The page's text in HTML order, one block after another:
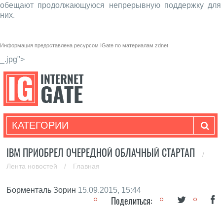
обещают продолжающуюся непрерывную поддержку для
них.
Информация предоставлена ресурсом IGate по материалам zdnet
_.jpg">
КАТЕГОРИИ
IBM ПРИОБРЕЛ ОЧЕРЕДНОЙ ОБЛАЧНЫЙ СТАРТАП
/
Лента новостей
/ Главная
Борменталь Зорин 15.09.2015, 15:44
Поделиться: